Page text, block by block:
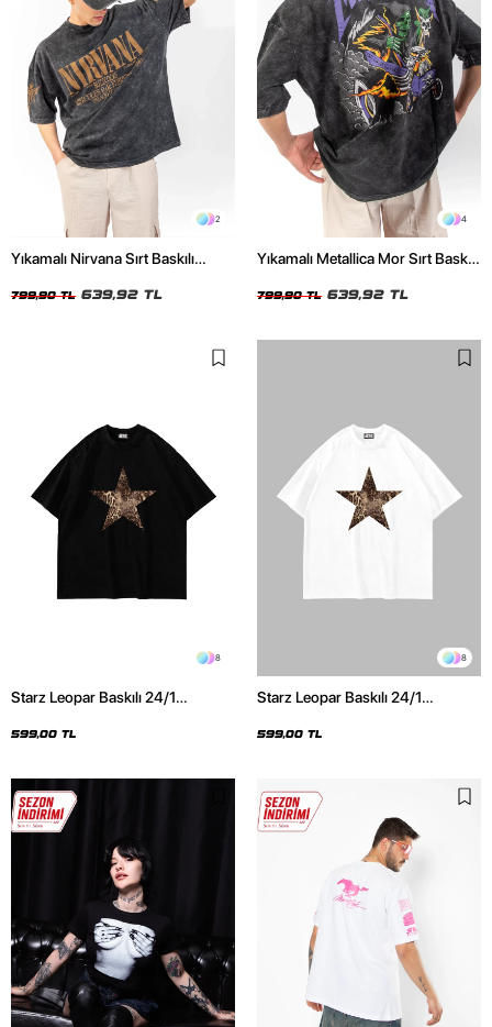
2
Yıkamalı Nirvana Sırt Baskılı
799,90 TL 639,92 TL
4
Yıkamalı Metallica Mor Sırt Baskılı
799,90 TL 639,92 TL
8
Starz Leopar Baskılı 24/1
599,00 TL
8
Starz Leopar Baskılı 24/1
599,00 TL